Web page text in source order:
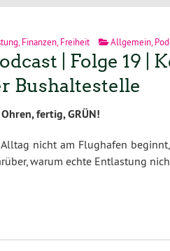
Finanzen, Freiheit Allgemein,
| Folge 19 |
Bushaltestelle
fertig, GRÜN!
nicht am Flughafen
warum echte Entlastung